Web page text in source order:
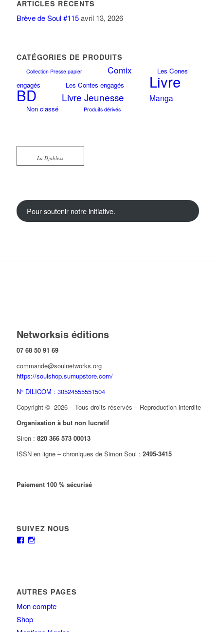
ARTICLES RÉCENTS
Brève de Soul #115 avril 13, 2026
CATÉGORIES DE PRODUITS
Collection Presse papier Comix
Les Cones
engagés
Les Contes engagés Livre
BD Livre Jeunesse Manga
Non classé Produits dérivés
La Djabless
Pour soutenir notre initiative.
Networksis éditions
07 68 50 91 69
commande@soulnetworks.org
https://soulshop.sumupstore.com/
N° DILICOM : 30524555551504
Copyright © 2026 – Tous droits réservés – Reproduction interdite
Organisation à but non lucratif
Siren : 820 366 573 00013
ISSN en ligne – chroniques de Simon Soul : 2495-3415
Paiement 100 % sécurisé
SUIVEZ NOUS
AUTRES PAGES
Mon compte
Shop